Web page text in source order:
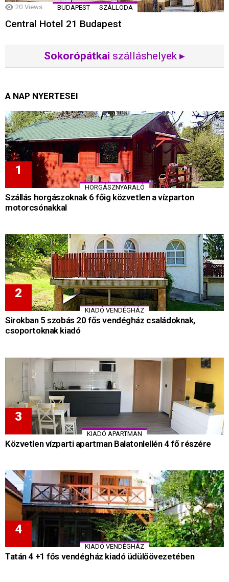
20 Views BUDAPEST SZÁLLODA
Central Hotel 21 Budapest
Sokorópátkai szálláshelyek ▸
A NAP NYERTESEI
HORGÁSZNYARALÓ
Szállás horgászoknak 6 főig közvetlen a vízparton
motorcsónakkal
KIADÓ VENDÉGHÁZ
Sirokban 5 szobás 20 fős vendégház családoknak,
csoportoknak kiadó
KIADÓ APARTMAN
Közvetlen vízparti apartman Balatonlellén 4 fő részére
KIADÓ VENDÉGHÁZ
Tatán 4 +1 fős vendégház kiadó üdülőövezetében